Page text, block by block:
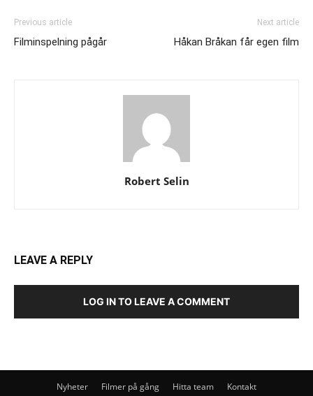
Previous article
Filminspelning pågår
Next article
Håkan Bråkan får egen film
Robert Selin
LEAVE A REPLY
LOG IN TO LEAVE A COMMENT
Nyheter Filmer på gång Hitta team Kontakt